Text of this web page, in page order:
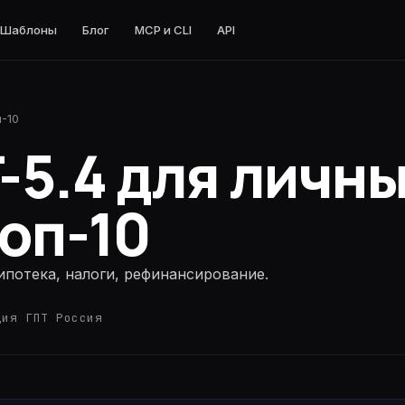
· код и агенты
и агенты
код и агенты
· reasoning
Шаблоны Блог MCP и CLI API
10
для
10
налоги, рефинансирование.
ГПТ Россия